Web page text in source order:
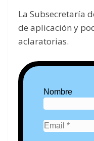
La Subsecretaría
de aplicación y
aclaratorias.
Nombre